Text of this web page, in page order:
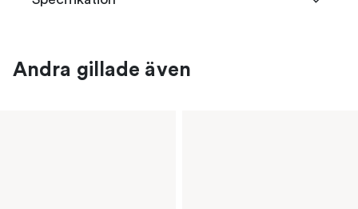
Andra gillade även